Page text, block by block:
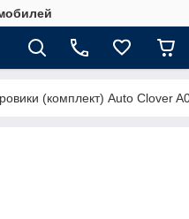
(комплект) Auto Clover